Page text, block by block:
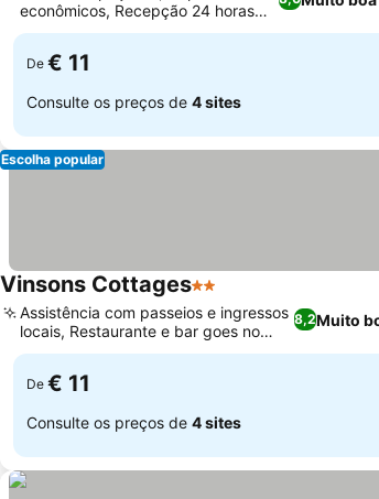
econômicos, Recepção 24 horas
dedicada
De € 11
Consulte os preços de 4 sites
Escolha popular
Vinsons Cottages2 Estrelas
8,2Muito
Assistência com passeios e ingressos
locais, Restaurante e bar goes no
local
De € 11
Consulte os preços de 4 sites